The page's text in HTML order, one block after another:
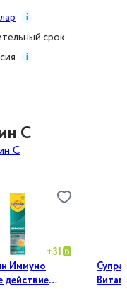
i
срок
i
С
С
+31
Иммуно
действие